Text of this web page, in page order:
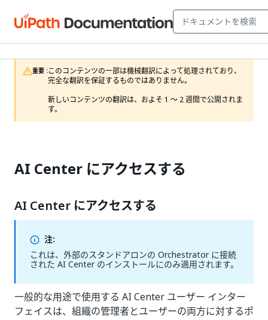
重要 :このコンテンツの一部は機械翻訳によって処理されており、
完全な翻訳を保証するものではありません。
新しいコンテンツの翻訳は、およそ 1 ～ 2 週間で公開されま
す。
AI Center にアクセスする
AI Center にアクセスする
注:
これは、外部のスタンドアロンの Orchestrator に接続
された AI Center のインストールにのみ適用されます。
一般的な用途で使用する AI Center ユーザー インター
フェイスは、組織の管理者とユーザーの両方に対するポ